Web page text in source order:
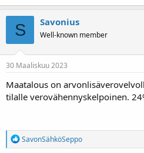
S Savonius
Well-known member
30 Maaliskuu 2023
Maatalous on
tilalle verovähennyskelpoinen.
R
e
SavonSähköSeppo